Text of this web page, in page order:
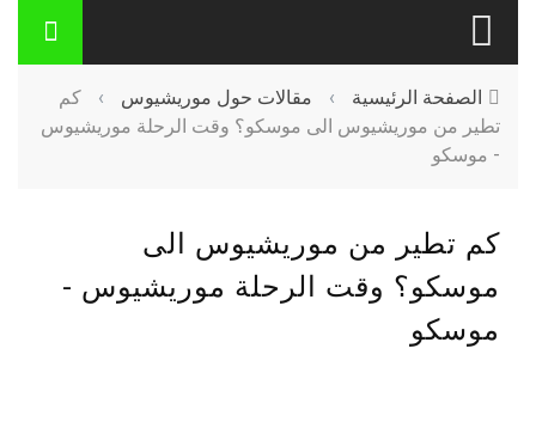
الصفحة الرئيسية › مقالات حول موريشيوس ›
كم
تطير من موريشيوس الى موسكو؟ وقت الرحلة موريشيوس
- موسكو
كم تطير من موريشيوس الى
موسكو؟ وقت الرحلة موريشيوس -
موسكو